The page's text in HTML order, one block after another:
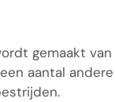
gemaakt
aantal